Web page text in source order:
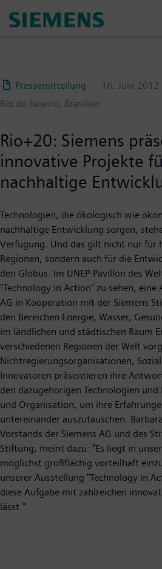
para
Pressemitteilung
16. Juni 2012
Rio de Janeiro, Brasilien
Rio+20: Siemens
innovative Projekte
nachhaltige
Technologien, die ökologisch wie
nachhaltige Entwicklung sorgen,
Verfügung. Und das gilt nicht nur für
Regionen, sondern auch für die
den Globus. Im UNEP-Pavillon des
"Technology in Action" zu sehen, eine
AG in Kooperation mit der Siemens
den Bereichen Energie, Wasser,
im ländlichen und städtischen Raum
verschiedenen Regionen der Welt
Nichtregierungsorganisationen,
Innovatoren präsentieren ihre
den dazugehörigen Technologien
und Organisation, um ihre
untereinander auszutauschen.
Vorstands der Siemens AG und des
Stiftung, meint dazu: "Es liegt in
möglichst großflächig vorteilhaft
unserer Ausstellung "Technology in
diese Aufgabe mit zahlreichen
lässt."